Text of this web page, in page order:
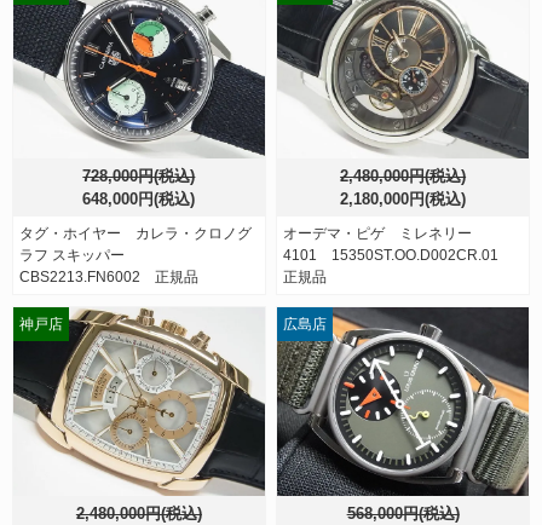
728,000円(税込)
648,000円(税込)
タグ・ホイヤー カレラ・クロノグ
ラフ スキッパー
CBS2213.FN6002 正規品
2,480,000円(税込)
2,180,000円(税込)
オーデマ・ピゲ ミレネリー
4101 15350ST.OO.D002CR.01
正規品
2,480,000円(税込)
神戸店
568,000円(税込)
広島店